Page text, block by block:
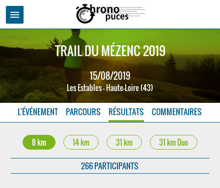
menu
TRAIL DU MÉZENC 2019
15/08/2019
Les Estables - Haute-Loire (43)
L'ÉVÉNEMENT PARCOURS RÉSULTATS COMMENTAIRES
8 km 14 km 31 km 31 km Duo
266 PARTICIPANTS